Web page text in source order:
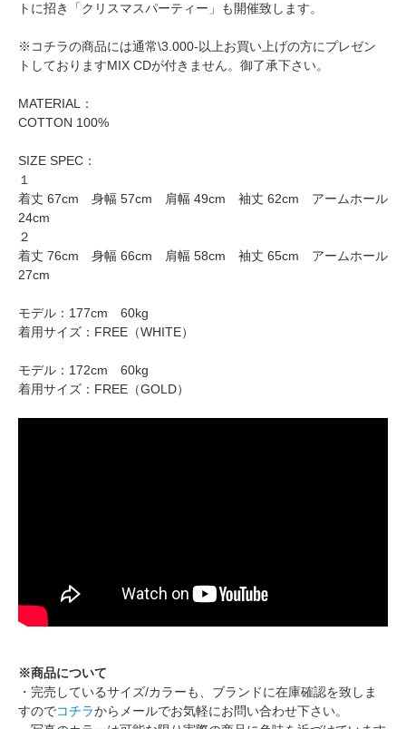
トに招き「クリスマスパーティー」も開催致します。
※コチラの商品には通常\3.000-以上お買い上げの方にプレゼン
トしておりますMIX CDが付きません。御了承下さい。
MATERIAL：
COTTON 100%
SIZE SPEC：
１
着丈 67cm 身幅 57cm 肩幅 49cm 袖丈 62cm アームホール
24cm
２
着丈 76cm 身幅 66cm 肩幅 58cm 袖丈 65cm アームホール
27cm
モデル：177cm 60kg
着用サイズ：FREE（WHITE）
モデル：172cm 60kg
着用サイズ：FREE（GOLD）
※商品について
・完売しているサイズ/カラーも、ブランドに在庫確認を致しま
すのでコチラからメールでお気軽にお問い合わせ下さい。